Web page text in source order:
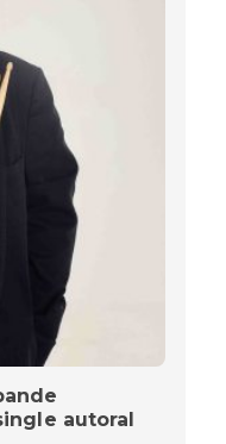
autoral